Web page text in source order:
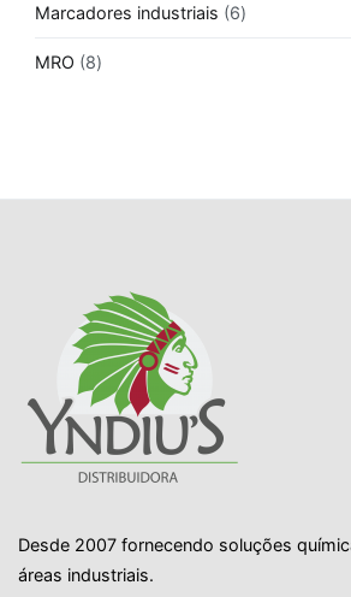
Marcadores industriais 6
MRO 8
Desde 2007 fornecendo soluções
áreas industriais.